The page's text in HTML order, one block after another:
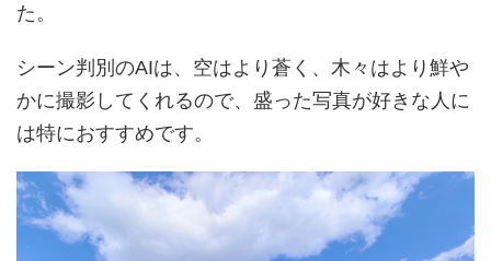
た。
シーン判別のAIは、空はより蒼く、木々はより鮮や
かに撮影してくれるので、盛った写真が好きな人に
は特におすすめです。